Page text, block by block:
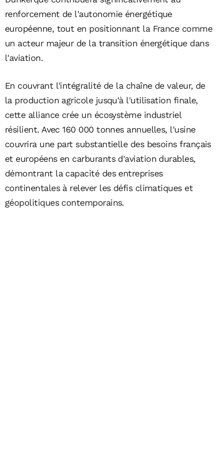
renforcement de l'autonomie énergétique
européenne, tout en positionnant la France comme
un acteur majeur de la transition énergétique dans
l'aviation.
En couvrant l'intégralité de la chaîne de valeur, de
la production agricole jusqu'à l'utilisation finale,
cette alliance crée un écosystème industriel
résilient. Avec 160 000 tonnes annuelles, l'usine
couvrira une part substantielle des besoins français
et européens en carburants d'aviation durables,
démontrant la capacité des entreprises
continentales à relever les défis climatiques et
géopolitiques contemporains.